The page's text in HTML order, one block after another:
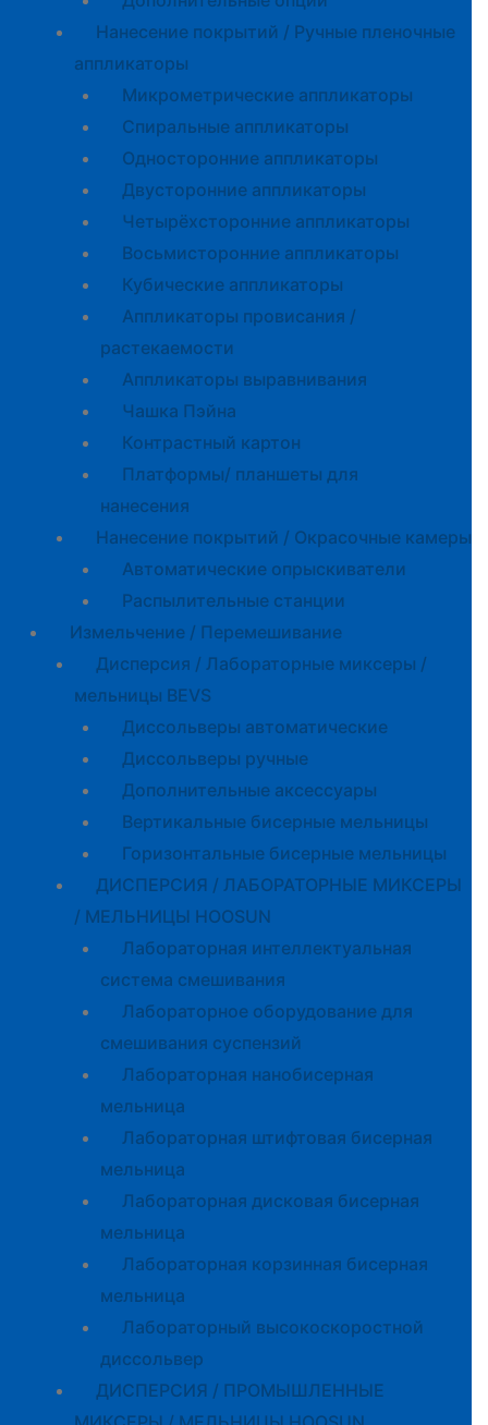
Нанесение покрытий / Ручные пленочные
аппликаторы
Микрометрические аппликаторы
Спиральные аппликаторы
Односторонние аппликаторы
Двусторонние аппликаторы
Четырёхсторонние аппликаторы
Восьмисторонние аппликаторы
Кубические аппликаторы
Аппликаторы провисания /
растекаемости
Аппликаторы выравнивания
Чашка Пэйна
Контрастный картон
Платформы/ планшеты для
нанесения
Нанесение покрытий / Окрасочные камеры
Автоматические опрыскиватели
Распылительные станции
Измельчение / Перемешивание
Дисперсия / Лабораторные миксеры /
мельницы BEVS
Диссольверы автоматические
Диссольверы ручные
Дополнительные аксессуары
Вертикальные бисерные мельницы
Горизонтальные бисерные мельницы
ДИСПЕРСИЯ / ЛАБОРАТОРНЫЕ МИКСЕРЫ
/ МЕЛЬНИЦЫ HOOSUN
Лабораторная интеллектуальная
система смешивания
Лабораторное оборудование для
смешивания суспензий
Лабораторная нанобисерная
мельница
Лабораторная штифтовая бисерная
мельница
Лабораторная дисковая бисерная
мельница
Лабораторная корзинная бисерная
мельница
Лабораторный высокоскоростной
диссольвер
ДИСПЕРСИЯ / ПРОМЫШЛЕННЫЕ